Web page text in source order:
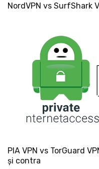
NordVPN vs SurfShark
PIA VPN vs TorGuard
și contra